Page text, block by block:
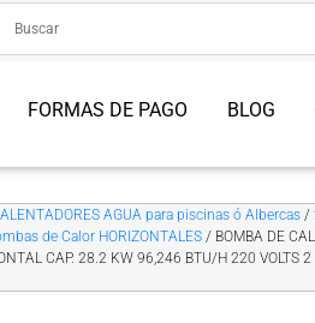
FORMAS DE PAGO BLOG
AGUA para piscinas ó Albercas /
de Calor HORIZONTALES / BOMBA DE
CAP. 28.2 KW 96,246 BTU/H 220 VOLTS